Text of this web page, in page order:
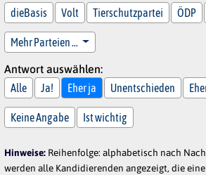
dieBasis Volt Tierschutzpartei ÖDP
Mehr Parteien …
Antwort auswählen:
Alle
Ja! Eher ja Unentschieden
Keine Angabe Ist wichtig
Hinweise: Reihenfolge: alphabetisch nach
werden alle Kandidierenden angezeigt, die